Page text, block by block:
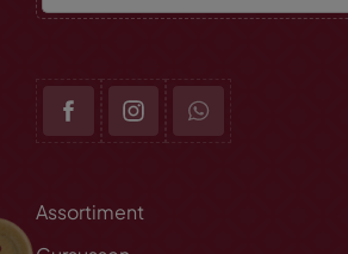
Assortiment